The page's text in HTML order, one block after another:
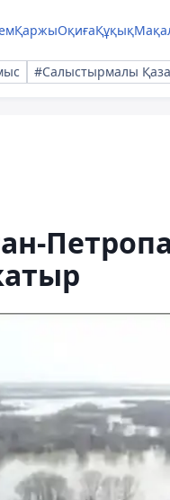
ҚаржыОқиғаҚұқық
#Салыстырмалы